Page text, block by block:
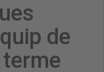
de
terme